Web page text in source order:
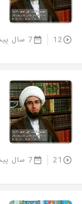
12 7 سال پیش
21 7 سال پیش